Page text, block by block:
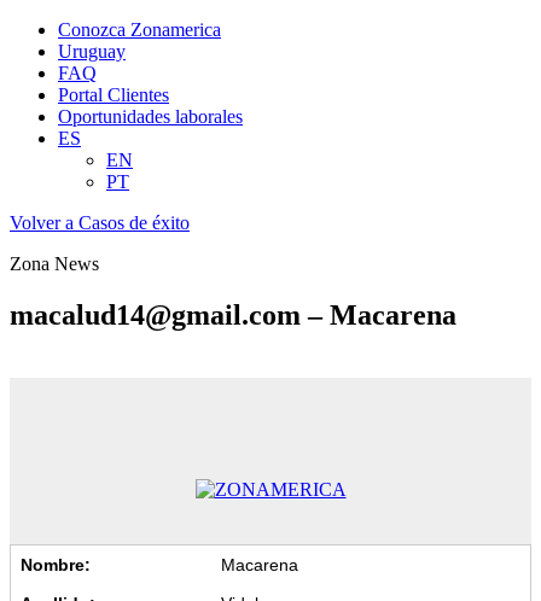
Conozca Zonamerica
Uruguay
FAQ
Portal Clientes
Oportunidades laborales
ES
EN
PT
Volver a Casos de éxito
Zona News
macalud14@gmail.com – Macarena
Nombre:
Macarena